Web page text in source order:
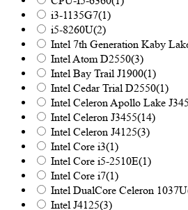
i3-1135G7(1)
i5-8260U(2)
Intel 7th Generation Kaby
Intel Atom D2550(3)
Intel Bay Trail J1900(1)
Intel Cedar Trial D2550(1)
Intel Celeron Apollo Lake
Intel Celeron J3455(14)
Intel Celeron J4125(3)
Intel Core i3(1)
Intel Core i5-2510E(1)
Intel Core i7(1)
Intel DualCore Celeron 1037U
Intel J4125(3)